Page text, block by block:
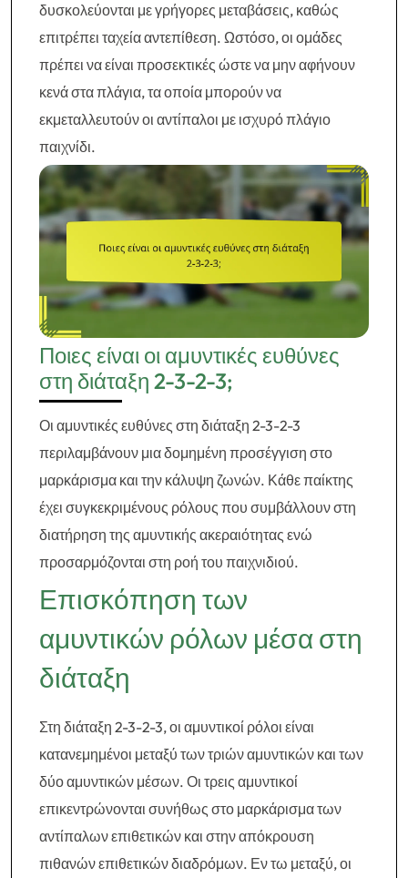
δυσκολεύονται με γρήγορες μεταβάσεις, καθώς
επιτρέπει ταχεία αντεπίθεση. Ωστόσο, οι ομάδες
πρέπει να είναι προσεκτικές ώστε να μην αφήνουν
κενά στα πλάγια, τα οποία μπορούν να
εκμεταλλευτούν οι αντίπαλοι με ισχυρό πλάγιο
παιχνίδι.
Ποιες είναι οι αμυντικές ευθύνες
στη διάταξη 2-3-2-3;
Οι αμυντικές ευθύνες στη διάταξη 2-3-2-3
περιλαμβάνουν μια δομημένη προσέγγιση στο
μαρκάρισμα και την κάλυψη ζωνών. Κάθε παίκτης
έχει συγκεκριμένους ρόλους που συμβάλλουν στη
διατήρηση της αμυντικής ακεραιότητας ενώ
προσαρμόζονται στη ροή του παιχνιδιού.
Επισκόπηση των
αμυντικών ρόλων μέσα στη
διάταξη
Στη διάταξη 2-3-2-3, οι αμυντικοί ρόλοι είναι
κατανεμημένοι μεταξύ των τριών αμυντικών και των
δύο αμυντικών μέσων. Οι τρεις αμυντικοί
επικεντρώνονται συνήθως στο μαρκάρισμα των
αντίπαλων επιθετικών και στην απόκρουση
πιθανών επιθετικών διαδρόμων. Εν τω μεταξύ, οι